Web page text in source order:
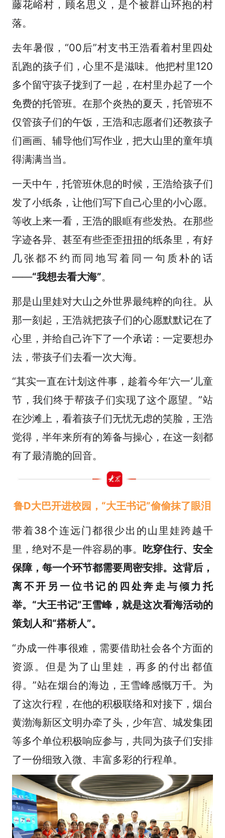
藤花峪村，顾名思义，是个被群山环抱的村
落。
去年暑假，“00后”村支书王浩看着村里四处
乱跑的孩子们，心里不是滋味。他把村里120
多个留守孩子拢到了一起，在村里办起了一个
免费的托管班。在那个炎热的夏天，托管班不
仅管孩子们的午饭，王浩和志愿者们还教孩子
们画画、辅导他们写作业，把大山里的童年填
得满满当当。
一天中午，托管班休息的时候，王浩给孩子们
发了小纸条，让他们写下自己心里的小心愿。
等收上来一看，王浩的眼眶有些发热。在那些
字迹各异、甚至有些歪歪扭扭的纸条里，有好
几张都不约而同地写着同一句质朴的话
——“我想去看大海”。
那是山里娃对大山之外世界最纯粹的向往。从
那一刻起，王浩就把孩子们的心愿默默记在了
心里，并给自己许下了一个承诺：一定要想办
法，带孩子们去看一次大海。
“其实一直在计划这件事，趁着今年‘六一’儿童
节，我们终于帮孩子们实现了这个愿望。”站
在沙滩上，看着孩子们无忧无虑的笑脸，王浩
觉得，半年来所有的筹备与操心，在这一刻都
有了最清脆的回音。
鲁D大巴开进校园，“大王书记”偷偷抹了眼泪
带着38个连远门都很少出的山里娃跨越千
里，绝对不是一件容易的事。吃穿住行、安全
保障，每一个环节都需要周密安排。这背后，
离不开另一位书记的四处奔走与倾力托
举。“大王书记”王雪峰，就是这次看海活动的
策划人和“搭桥人”。
“办成一件事很难，需要借助社会各个方面的
资源。但是为了山里娃，再多的付出都值
得。”站在烟台的海边，王雪峰感慨万千。为
了这次行程，在他的积极联络和对接下，烟台
黄渤海新区文明办牵了头，少年宫、城发集团
等多个单位积极响应参与，共同为孩子们安排
了一份细致入微、丰富多彩的行程单。